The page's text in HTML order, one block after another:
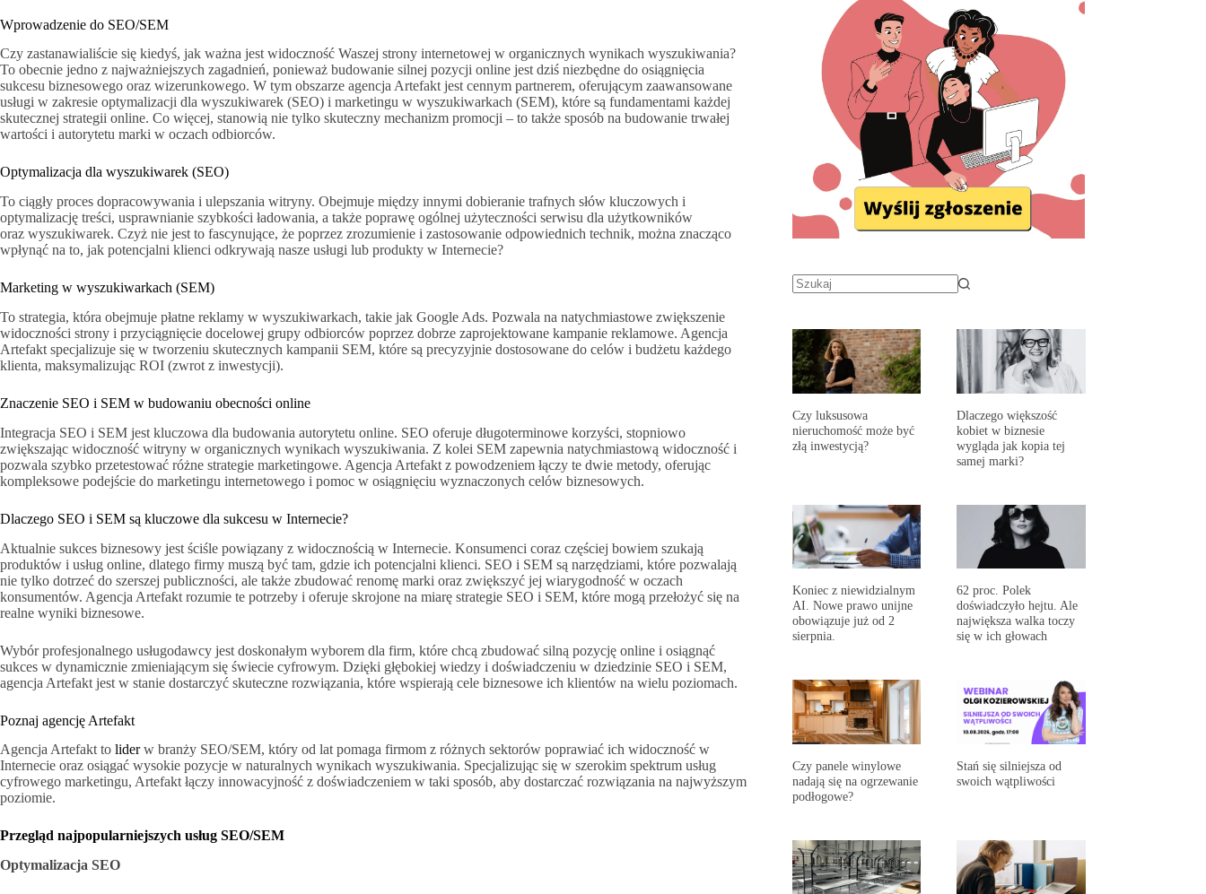
Wprowadzenie do SEO/SEM
Czy zastanawialiście się kiedyś, jak ważna jest widoczność Waszej strony internetowej w organicznych wynikach wyszukiwania?
To obecnie jedno z najważniejszych zagadnień, ponieważ budowanie silnej pozycji online jest dziś niezbędne do osiągnięcia
sukcesu biznesowego oraz wizerunkowego. W tym obszarze agencja Artefakt jest cennym partnerem, oferującym zaawansowane
usługi w zakresie optymalizacji dla wyszukiwarek (SEO) i marketingu w wyszukiwarkach (SEM), które są fundamentami każdej
skutecznej strategii online. Co więcej, stanowią nie tylko skuteczny mechanizm promocji – to także sposób na budowanie trwałej
wartości i autorytetu marki w oczach odbiorców.
Optymalizacja dla wyszukiwarek (SEO)
To ciągły proces dopracowywania i ulepszania witryny. Obejmuje między innymi dobieranie trafnych słów kluczowych i
optymalizację treści, usprawnianie szybkości ładowania, a także poprawę ogólnej użyteczności serwisu dla użytkowników
oraz wyszukiwarek. Czyż nie jest to fascynujące, że poprzez zrozumienie i zastosowanie odpowiednich technik, można znacząco
wpłynąć na to, jak potencjalni klienci odkrywają nasze usługi lub produkty w Internecie?
Marketing w wyszukiwarkach (SEM)
To strategia, która obejmuje płatne reklamy w wyszukiwarkach, takie jak Google Ads. Pozwala na natychmiastowe zwiększenie
widoczności strony i przyciągnięcie docelowej grupy odbiorców poprzez dobrze zaprojektowane kampanie reklamowe. Agencja
Artefakt specjalizuje się w tworzeniu skutecznych kampanii SEM, które są precyzyjnie dostosowane do celów i budżetu każdego
klienta, maksymalizując ROI (zwrot z inwestycji).
Znaczenie SEO i SEM w budowaniu obecności online
Integracja SEO i SEM jest kluczowa dla budowania autorytetu online. SEO oferuje długoterminowe korzyści, stopniowo
zwiększając widoczność witryny w organicznych wynikach wyszukiwania. Z kolei SEM zapewnia natychmiastową widoczność i
pozwala szybko przetestować różne strategie marketingowe. Agencja Artefakt z powodzeniem łączy te dwie metody, oferując
kompleksowe podejście do marketingu internetowego i pomoc w osiągnięciu wyznaczonych celów biznesowych.
Dlaczego SEO i SEM są kluczowe dla sukcesu w Internecie?
Aktualnie sukces biznesowy jest ściśle powiązany z widocznością w Internecie. Konsumenci coraz częściej bowiem szukają
produktów i usług online, dlatego firmy muszą być tam, gdzie ich potencjalni klienci. SEO i SEM są narzędziami, które pozwalają
nie tylko dotrzeć do szerszej publiczności, ale także zbudować renomę marki oraz zwiększyć jej wiarygodność w oczach
konsumentów. Agencja Artefakt rozumie te potrzeby i oferuje skrojone na miarę strategie SEO i SEM, które mogą przełożyć się na
realne wyniki biznesowe.
Wybór profesjonalnego usługodawcy jest doskonałym wyborem dla firm, które chcą zbudować silną pozycję online i osiągnąć
sukces w dynamicznie zmieniającym się świecie cyfrowym. Dzięki głębokiej wiedzy i doświadczeniu w dziedzinie SEO i SEM,
agencja Artefakt jest w stanie dostarczyć skuteczne rozwiązania, które wspierają cele biznesowe ich klientów na wielu poziomach.
Poznaj agencję Artefakt
Agencja Artefakt to liderw branży SEO/SEM, który od lat pomaga firmom z różnych sektorów poprawiać ich widoczność w
Internecie oraz osiągać wysokie pozycje w naturalnych wynikach wyszukiwania. Specjalizując się w szerokim spektrum usług
cyfrowego marketingu, Artefakt łączy innowacyjność z doświadczeniem w taki sposób, aby dostarczać rozwiązania na najwyższym
poziomie.
Przegląd najpopularniejszych usług SEO/SEM
Optymalizacja SEO
Czy luksusowa
nieruchomość może być
złą inwestycją?
Dlaczego większość
kobiet w biznesie
wygląda jak kopia tej
samej marki?
Koniec z niewidzialnym
AI. Nowe prawo unijne
obowiązuje już od 2
sierpnia.
62 proc. Polek
doświadczyło hejtu. Ale
największa walka toczy
się w ich głowach
Czy panele winylowe
nadają się na ogrzewanie
podłogowe?
Stań się silniejsza od
swoich wątpliwości